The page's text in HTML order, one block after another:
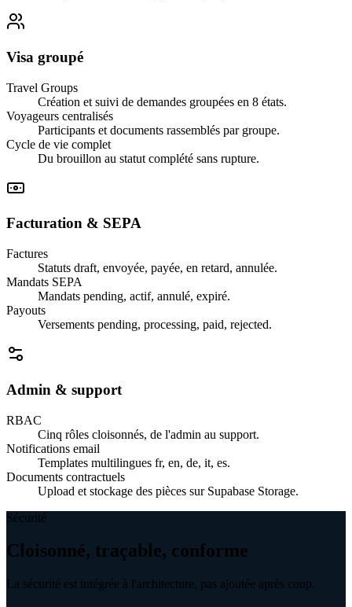
Visa groupé
Travel Groups
Création et suivi de demandes groupées en 8 états.
Voyageurs centralisés
Participants et documents rassemblés par groupe.
Cycle de vie complet
Du brouillon au statut complété sans rupture.
Facturation & SEPA
Factures
Statuts draft, envoyée, payée, en retard, annulée.
Mandats SEPA
Mandats pending, actif, annulé, expiré.
Payouts
Versements pending, processing, paid, rejected.
Admin & support
RBAC
Cinq rôles cloisonnés, de l'admin au support.
Notifications email
Templates multilingues fr, en, de, it, es.
Documents contractuels
Upload et stockage des pièces sur Supabase Storage.
Sécurité
Cloisonné, traçable, conforme
La sécurité est intégrée à l'architecture, pas ajoutée après coup.